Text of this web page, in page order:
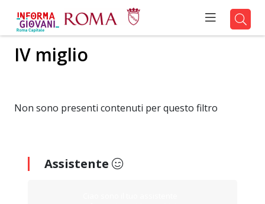
IV miglio
Non sono presenti contenuti per questo filtro
Assistente